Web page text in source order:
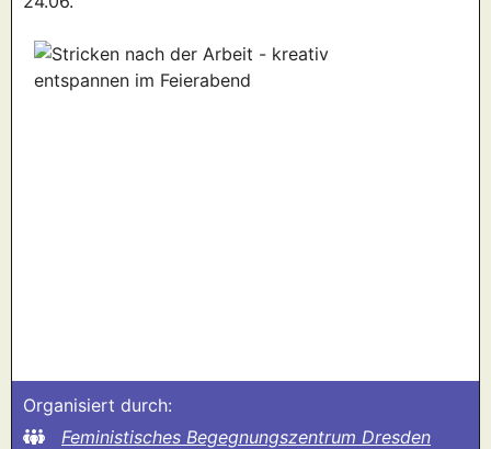
Organisiert durch:
Feministisches Begegnungszentrum Dresden